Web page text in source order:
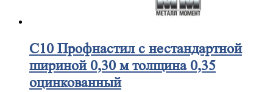
С10Профнастил с нестандартной
шириной 0,30 м толщина 0,35
оцинкованный